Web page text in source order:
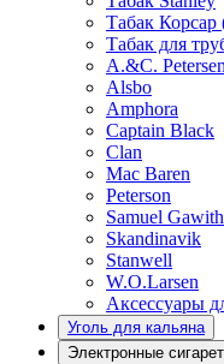
Табак Корсар
Табак для
A.&C. Petersen
Alsbo
Amphora
Captain Black
Clan
Mac Baren
Peterson
Samuel Gawith
Skandinavik
Stanwell
W.O.Larsen
Аксессуары
Уголь для кальяна
Электронные